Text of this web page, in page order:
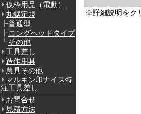
仮枠用品（電動）
丸鋸定規
┣普通型
┣ロングヘッドタイプ
┗その他
工具差し
造作用具
農具その他
マルキン印ナイス特
注工具差し
お問合せ
見積方法
※詳細説明をク